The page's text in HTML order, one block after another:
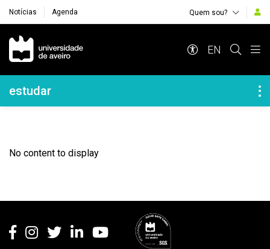
Notícias Agenda Quem sou?
Navegação Principal
EN
Navegação Lateral
estudar
No content to display